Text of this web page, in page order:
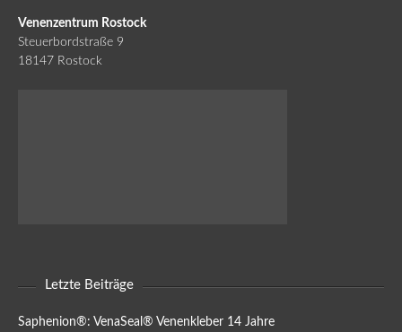
Venenzentrum Rostock
Steuerbordstraße 9
18147 Rostock
Letzte Beiträge
Saphenion®: VenaSeal® Venenkleber 14 Jahre